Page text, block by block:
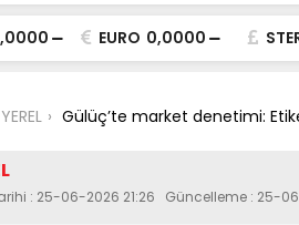
EURO 0,0000
YEREL Gülüç’te market denetimi:
: 25-06-2026 21:26 Güncelleme : 25-